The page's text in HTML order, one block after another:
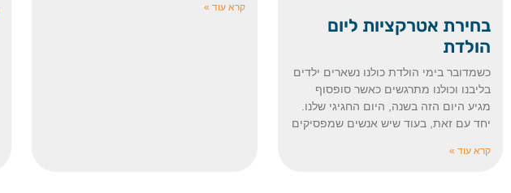
בחירת אטרקציות ליום
הולדת
כשמדובר בימי הולדת כולנו נשארים ילדים
בליבנו וכולנו מתרגשים כאשר סופסוף
מגיע היום הזה בשנה, היום החגיגי שלנו.
יחד עם זאת, בעוד שיש אנשים שמפסיקים
קרא עוד »
קרא עוד »